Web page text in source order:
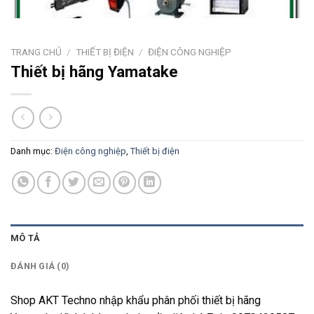
TRANG CHỦ / THIẾT BỊ ĐIỆN / ĐIỆN CÔNG NGHIỆP
Thiết bị hãng Yamatake
Danh mục: Điện công nghiệp, Thiết bị điện
MÔ TẢ
ĐÁNH GIÁ (0)
Shop AKT Techno nhập khẩu phân phối thiết bị hãng